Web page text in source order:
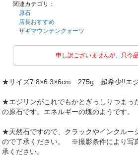
関連カテゴリ：
原石
店長おすすめ
ザギマウンテンクォーツ
申し訳ございませんが、只今
★サイズ7.8×6.3×6cm 275g 超希少!!エ
★エジリンがこれでもかとぎっしりつまっ
の原石です。エネルギーの塊のようです。
★天然石ですので、クラックやインクルー
ので了承ください。 ※撮影条件により写
承ください。